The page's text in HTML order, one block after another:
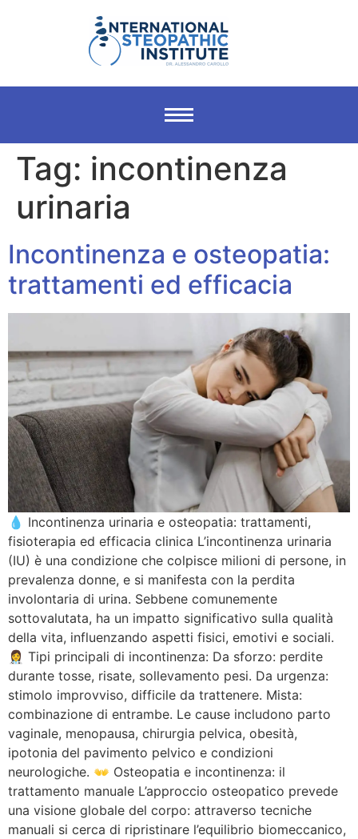
Tag: incontinenza
urinaria
Incontinenza e osteopatia:
trattamenti ed efficacia
💧 Incontinenza urinaria e osteopatia: trattamenti,
fisioterapia ed efficacia clinica L’incontinenza urinaria
(IU) è una condizione che colpisce milioni di persone, in
prevalenza donne, e si manifesta con la perdita
involontaria di urina. Sebbene comunemente
sottovalutata, ha un impatto significativo sulla qualità
della vita, influenzando aspetti fisici, emotivi e sociali.
👩‍⚕️ Tipi principali di incontinenza: Da sforzo: perdite
durante tosse, risate, sollevamento pesi. Da urgenza:
stimolo improvviso, difficile da trattenere. Mista:
combinazione di entrambe. Le cause includono parto
vaginale, menopausa, chirurgia pelvica, obesità,
ipotonia del pavimento pelvico e condizioni
neurologiche. 👐 Osteopatia e incontinenza: il
trattamento manuale L’approccio osteopatico prevede
una visione globale del corpo: attraverso tecniche
manuali si cerca di ripristinare l’equilibrio biomeccanico,